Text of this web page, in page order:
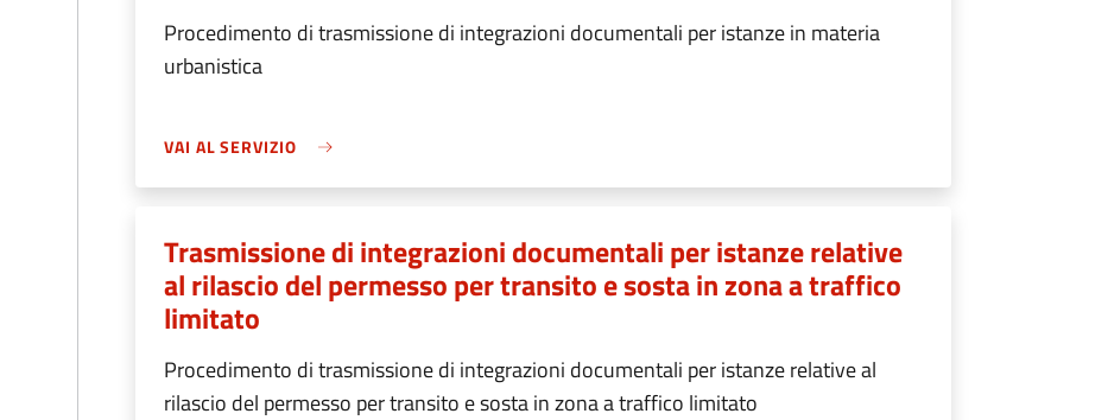
Procedimento di trasmissione di integrazioni documentali per istanze in materia
urbanistica
VAI AL SERVIZIO
Trasmissione di integrazioni documentali per istanze relative
al rilascio del permesso per transito e sosta in zona a traffico
limitato
Procedimento di trasmissione di integrazioni documentali per istanze relative al
rilascio del permesso per transito e sosta in zona a traffico limitato